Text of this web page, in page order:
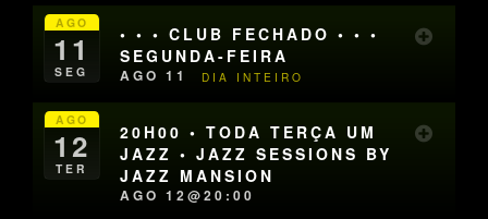
AGO
11
SEG
• • • CLUB FECHADO • • •
SEGUNDA-FEIRA
AGO 11 DIA INTEIRO
AGO
12
TER
20H00 • TODA TERÇA UM
JAZZ • JAZZ SESSIONS BY
JAZZ MANSION
AGO 12@20:00